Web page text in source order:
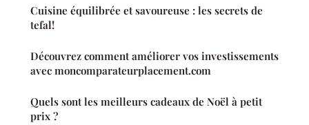
Cuisine équilibrée et savoureuse : les secrets de
tefal!
Découvrez comment améliorer vos investissements
avec moncomparateurplacement.com
Quels sont les meilleurs cadeaux de Noël à petit
prix ?